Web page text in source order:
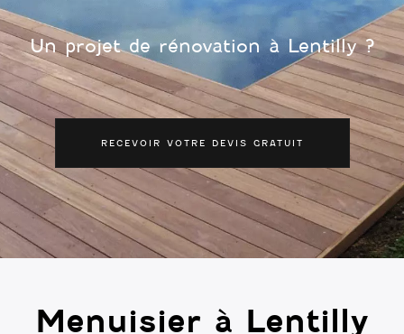
Un projet de rénovation à Lentilly ?
RECEVOIR VOTRE DEVIS GRATUIT
Menuisier à Lentilly